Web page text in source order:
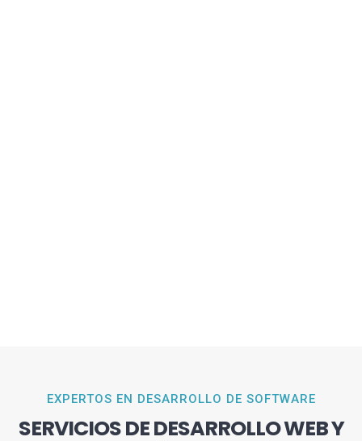
EXPERTOS EN DESARROLLO DE SOFTWARE
SERVICIOS DE DESARROLLO WEB Y